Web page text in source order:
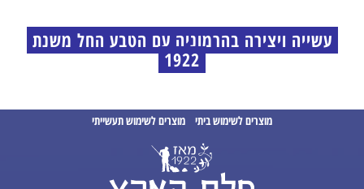
עשייה ויצירה בהרמוניה עם הטבע החל משנת
1922
מוצרים לשימוש ביתי מוצרים לשימוש תעשייתי